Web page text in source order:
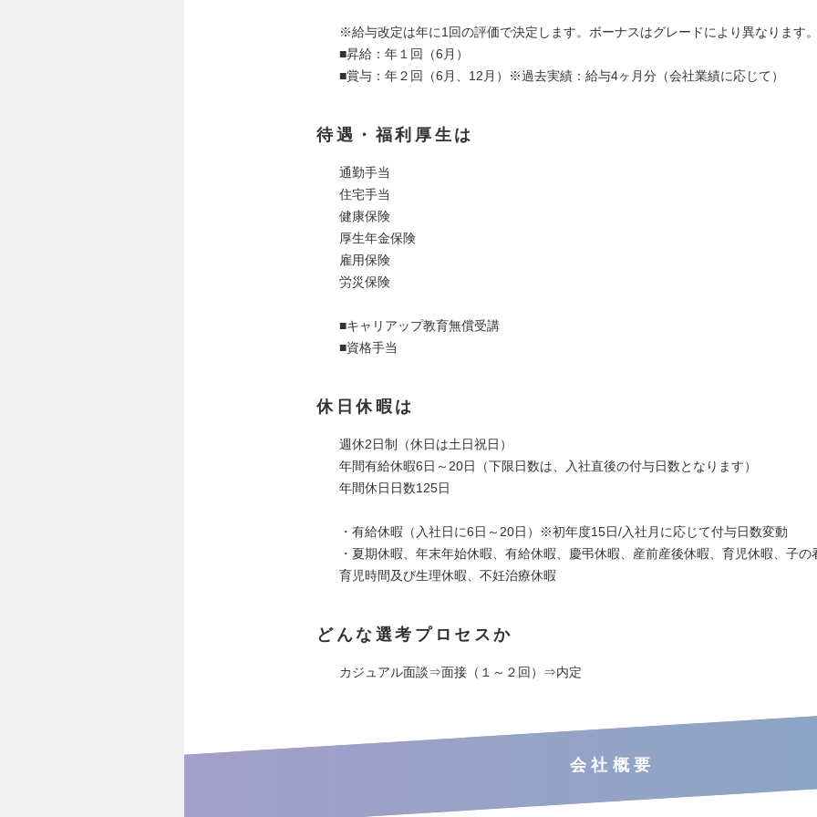
※給与改定は年に1回の評価で決定します。ボーナスはグレードにより異なります
■昇給：年１回（6月）
■賞与：年２回（6月、12月）※過去実績：給与4ヶ月分（会社業績に応じて）
待遇・福利厚生は
通勤手当
住宅手当
健康保険
厚生年金保険
雇用保険
労災保険
■キャリアップ教育無償受講
■資格手当
休日休暇は
週休2日制（休日は土日祝日）
年間有給休暇6日～20日（下限日数は、入社直後の付与日数となります）
年間休日日数125日
・有給休暇（入社日に6日～20日）※初年度15日/入社月に応じて付与日数変動
・夏期休暇、年末年始休暇、有給休暇、慶弔休暇、産前産後休暇、育児休暇、子の
育児時間及び生理休暇、不妊治療休暇
どんな選考プロセスか
カジュアル面談⇒面接（１～２回）⇒内定
会社概要